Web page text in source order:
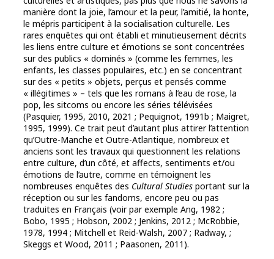
manière dont la joie, l’amour et la peur, l’amitié, la honte,
le mépris participent à la socialisation culturelle. Les
rares enquêtes qui ont établi et minutieusement décrits
les liens entre culture et émotions se sont concentrées
sur des publics « dominés » (comme les femmes, les
enfants, les classes populaires, etc.) en se concentrant
sur des « petits » objets, perçus et pensés comme
« illégitimes » – tels que les romans à l’eau de rose, la
pop, les sitcoms ou encore les séries télévisées
(Pasquier, 1995, 2010, 2021 ; Pequignot, 1991b ; Maigret,
1995, 1999). Ce trait peut d’autant plus attirer l’attention
qu’Outre-Manche et Outre-Atlantique, nombreux et
anciens sont les travaux qui questionnent les relations
entre culture, d’un côté, et affects, sentiments et/ou
émotions de l’autre, comme en témoignent les
nombreuses enquêtes des Cultural Studies portant sur la
réception ou sur les fandoms, encore peu ou pas
traduites en Français (voir par exemple Ang, 1982 ;
Bobo, 1995 ; Hobson, 2002 ; Jenkins, 2012 ; McRobbie,
1978, 1994 ; Mitchell et Reid-Walsh, 2007 ; Radway, ;
Skeggs et Wood, 2011 ; Paasonen, 2011).